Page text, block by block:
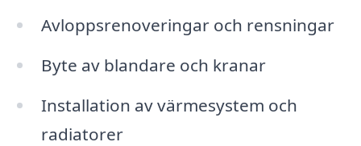
Avloppsrenoveringar och rensningar
Byte av blandare och kranar
Installation av värmesystem och
radiatorer